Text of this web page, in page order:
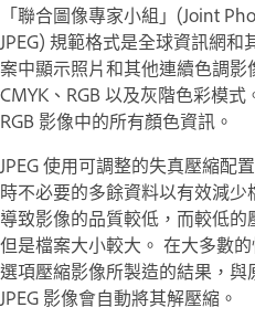
「聯合圖像專家小組」(Joint
JPEG) 規範格式是全球資訊網
案中顯示照片和其他連續色調影
CMYK、RGB 以及灰階色彩模式
RGB 影像中的所有顏色資訊。
JPEG 使用可調整的失真壓縮配
時不必要的多餘資料以有效減
導致影像的品質較低，而較低的
但是檔案大小較大。 在大多數
選項壓縮影像所製造的結果，
JPEG 影像會自動將其解壓縮。